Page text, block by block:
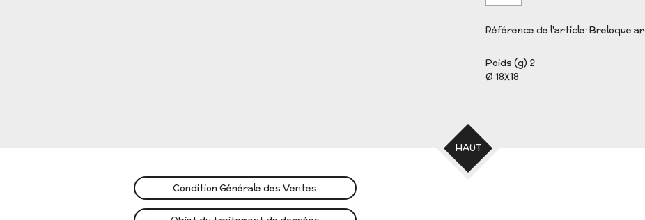
Référence de l'article:Breloque
Poids (g) 2
Ø 18X18
HAUT
Condition Générale des Ventes